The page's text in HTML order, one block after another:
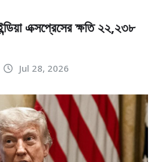
এক্সপ্রেসের ক্ষতি ২২,২৩৮
Jul 28, 2026